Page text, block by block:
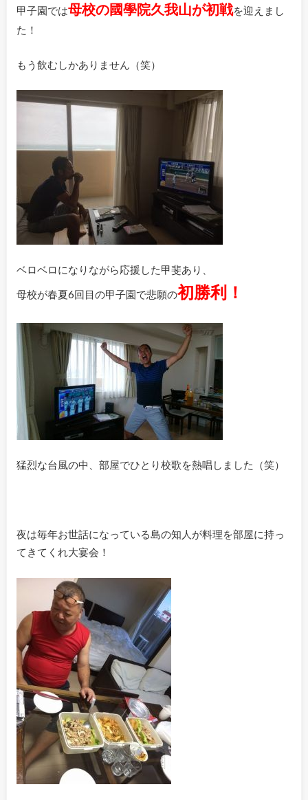
甲子園では母校の國學院久我山が初戦を迎えまし
た！
もう飲むしかありません（笑）
ベロベロになりながら応援した甲斐あり、
母校が春夏6回目の甲子園で悲願の初勝利！
猛烈な台風の中、部屋でひとり校歌を熱唱しました（笑）
夜は毎年お世話になっている島の知人が料理を部屋に持っ
てきてくれ大宴会！